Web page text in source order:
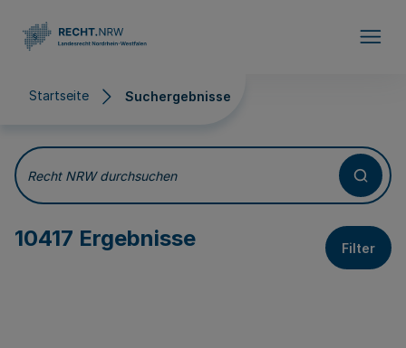
Startseite Suchergebnisse
Suchergebnisse
Recht NRW durchsuchen
10417 Ergebnisse Filter